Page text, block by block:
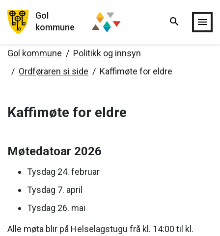
Hopp til hovedinnholdet
Gol
kommune
search menu
Gol kommune
Politikk og innsyn
Ordføraren si side
Kaffimøte for eldre
Kaffimøte for eldre
Møtedatoar 2026
Tysdag 24. februar
Tysdag 7. april
Tysdag 26. mai
Alle møta blir på Helselagstugu frå kl. 14:00 til kl.